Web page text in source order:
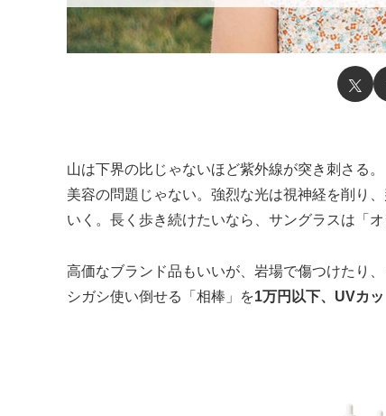
山は下界の比じゃないほど紫外線が突き刺さる。
美容の問題じゃない。強烈な光は視神経を削り
いく。長く歩き続けたいなら、サングラスは「
高価なブランド品もいいが、岩場で傷つけたり
シガシ使い倒せる「相棒」を1万円以下、UVカ